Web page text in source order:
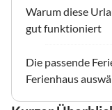
Warum diese
gut funktioniert
Die passende
Ferienhaus